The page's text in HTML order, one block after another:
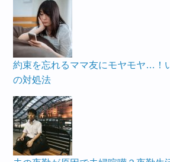
約束を忘れるママ友にモヤモヤ…！
の対処法